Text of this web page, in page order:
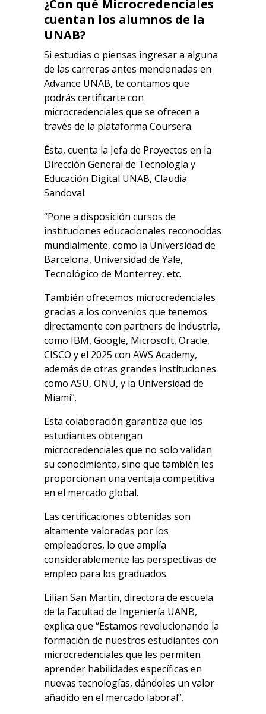
¿Con qué Microcredenciales
cuentan los alumnos de la
UNAB?
Si estudias o piensas ingresar a alguna
de las carreras antes mencionadas en
Advance UNAB, te contamos que
podrás certificarte con
microcredenciales que se ofrecen a
través de la plataforma Coursera.
Ésta, cuenta la Jefa de Proyectos en la
Dirección General de Tecnología y
Educación Digital UNAB, Claudia
Sandoval:
“Pone a disposición cursos de
instituciones educacionales reconocidas
mundialmente, como la Universidad de
Barcelona, Universidad de Yale,
Tecnológico de Monterrey, etc.
También ofrecemos microcredenciales
gracias a los convenios que tenemos
directamente con partners de industria,
como IBM, Google, Microsoft, Oracle,
CISCO y el 2025 con AWS Academy,
además de otras grandes instituciones
como ASU, ONU, y la Universidad de
Miami”.
Esta colaboración garantiza que los
estudiantes obtengan
microcredenciales que no solo validan
su conocimiento, sino que también les
proporcionan una ventaja competitiva
en el mercado global.
Las certificaciones obtenidas son
altamente valoradas por los
empleadores, lo que amplía
considerablemente las perspectivas de
empleo para los graduados.
Lilian San Martín, directora de escuela
de la Facultad de Ingeniería UANB,
explica que “Estamos revolucionando la
formación de nuestros estudiantes con
microcredenciales que les permiten
aprender habilidades específicas en
nuevas tecnologías, dándoles un valor
añadido en el mercado laboral”.